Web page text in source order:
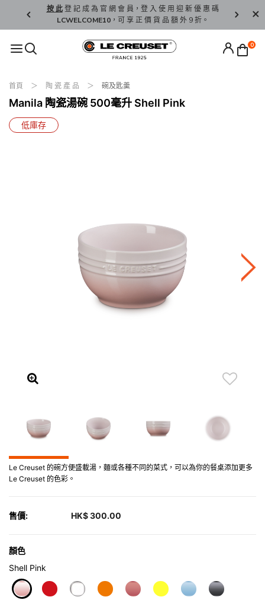
按 此登 記 成 為 官 網 會 員，登 入 使 用 迎 新 優 惠 碼
LCWELCOME10，可 享 正 價 貨 品 額 外 9 折。
香 港 / 澳
0
首頁 陶 瓷 產 品 碗及匙羹
Manila 陶瓷湯碗 500毫升 Shell Pink
低庫存
Le Creuset 的碗方便盛載湯，麵或各種不同的菜式，可以為你的餐桌添加更多
Le Creuset 的色彩。
售價: HK$ 300.00
顏色
Shell Pink